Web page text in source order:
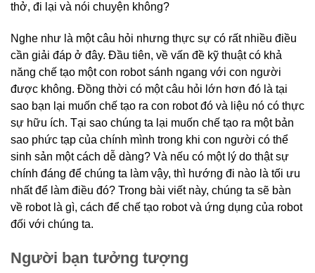
thở, đi lại và nói chuyện không?
Nghe như là một câu hỏi nhưng thực sự có rất nhiều điều
cần giải đáp ở đây. Đầu tiên, về vấn đề kỹ thuật có khả
năng chế tạo một con robot sánh ngang với con người
được không. Đồng thời có một câu hỏi lớn hơn đó là tại
sao bạn lại muốn chế tạo ra con robot đó và liệu nó có thực
sự hữu ích. Tại sao chúng ta lại muốn chế tạo ra một bản
sao phức tạp của chính mình trong khi con người có thể
sinh sản một cách dễ dàng? Và nếu có một lý do thật sự
chính đáng để chúng ta làm vậy, thì hướng đi nào là tối ưu
nhất để làm điều đó? Trong bài viết này, chúng ta sẽ bàn
về robot là gì, cách để chế tạo robot và ứng dụng của robot
đối với chúng ta.
Người bạn tưởng tượng